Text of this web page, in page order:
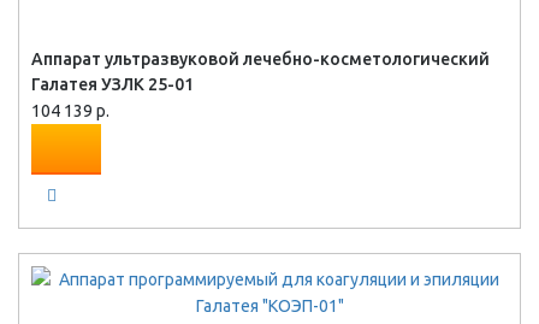
Аппарат ультразвуковой лечебно-косметологический
Галатея УЗЛК 25-01
104 139 р.